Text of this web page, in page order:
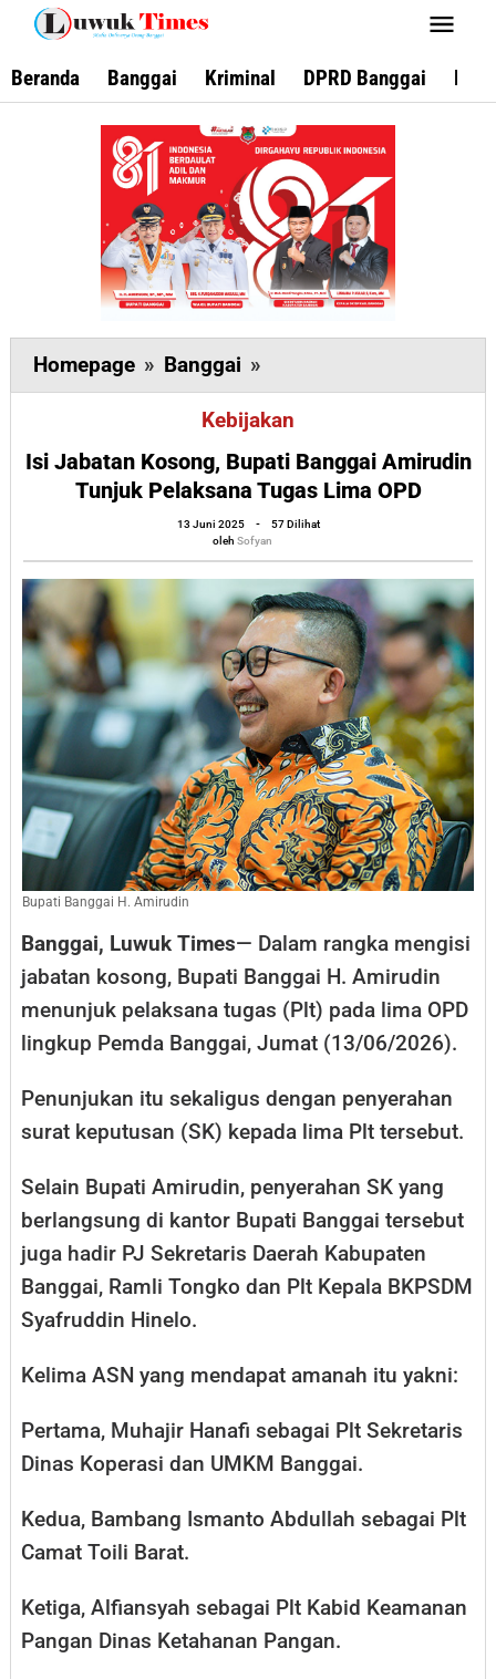
Lewati
konten
Beranda Banggai Kriminal DPRD Banggai
Homepage » Banggai »
Jabatan
Kosong,
Bupati
Banggai
Amirudin
Tunjuk
Pelaksana
Tugas
Lima
OPD
Kebijakan
Isi Jabatan Kosong, Bupati Banggai Amirudin
Tunjuk Pelaksana Tugas Lima OPD
13 Juni 2025
oleh
Sofyan
-
57 Dilihat
oleh Sofyan
Bupati Banggai H. Amirudin
Banggai, Luwuk Times— Dalam rangka mengisi
jabatan kosong, Bupati Banggai H. Amirudin
menunjuk pelaksana tugas (Plt) pada lima OPD
lingkup Pemda Banggai, Jumat (13/06/2026).
Penunjukan itu sekaligus dengan penyerahan
surat keputusan (SK) kepada lima Plt tersebut.
Selain Bupati Amirudin, penyerahan SK yang
berlangsung di kantor Bupati Banggai tersebut
juga hadir PJ Sekretaris Daerah Kabupaten
Banggai, Ramli Tongko dan Plt Kepala BKPSDM
Syafruddin Hinelo.
Kelima ASN yang mendapat amanah itu yakni:
Pertama, Muhajir Hanafi sebagai Plt Sekretaris
Dinas Koperasi dan UMKM Banggai.
Kedua, Bambang Ismanto Abdullah sebagai Plt
Camat Toili Barat.
Ketiga, Alfiansyah sebagai Plt Kabid Keamanan
Pangan Dinas Ketahanan Pangan.